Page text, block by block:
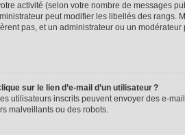
activité (selon votre nombre de messages
peut modifier les libellés des rangs.
pas, et un administrateur ou un
sur le lien d’e-mail d’un utilisateur ?
utilisateurs inscrits peuvent envoyer des e-
malveillants ou des robots.